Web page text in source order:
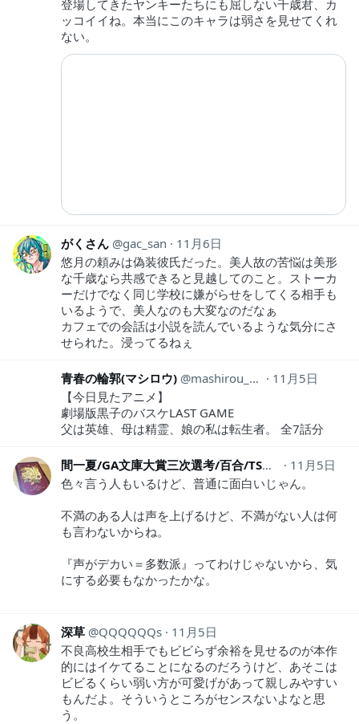
登場してきたヤンキーたちにも屈しない千歳君、カ
ッコイイね。本当にこのキャラは弱さを見せてくれ
ない。
がくさん gac_san
11月6日
悠月の頼みは偽装彼氏だった。美人故の苦悩は美形
な千歳なら共感できると見越してのこと。ストーカ
ーだけでなく同じ学校に嫌がらせをしてくる相手も
いるようで、美人なのも大変なのだなぁ
カフェでの会話は小説を読んでいるような気分にさ
せられた。浸ってるねぇ
青春の輪郭(マシロウ) mashirou_LLBanG
11月5日
【今日見たアニメ】
劇場版黒子のバスケLAST GAME
父は英雄、母は精霊、娘の私は転生者。 全7話分
間一夏/GA文庫大賞三次選考/百合/TS百合
11月5日
色々言う人もいるけど、普通に面白いじゃん。
不満のある人は声を上げるけど、不満がない人は何
も言わないからね。
『声がデカい＝多数派』ってわけじゃないから、気
にする必要もなかったかな。
深草 QQQQQQs
11月5日
不良高校生相手でもビビらず余裕を見せるのが本作
的にはイケてることになるのだろうけど、あそこは
ビビるくらい弱い方が可愛げがあって親しみやすい
もんだよ。そういうところがセンスないよなと思
う。